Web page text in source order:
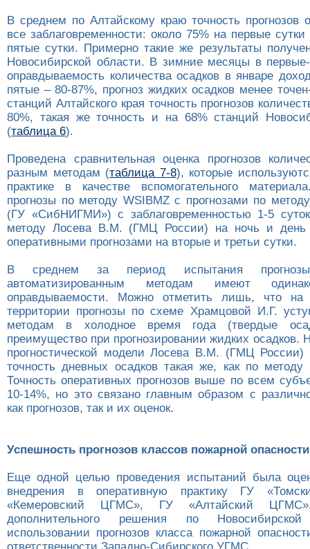
В среднем по Алтайскому краю точность прогнозов
все заблаговременности: около 75% на первые
пятые сутки. Примерно такие же результаты
Новосибирской области. В зимние месяцы в первые-
оправдываемость количества осадков в январе
пятые – 80-87%, прогноз жидких осадков менее
станций Алтайского края точность прогнозов
80%, такая же точность и на 68% станций
(таблица 6).
Проведена сравнительная оценка прогнозов
разным методам (таблица 7-8), которые
практике в качестве вспомогательного
прогнозы по методу WSIBMZ с прогнозами по
(ГУ «СибНИГМИ») с заблаговременностью 1-5
методу Лосева В.М. (ГМЦ России) на ночь и день
оперативными прогнозами на вторые и третьи сутки.
В среднем за период испытания
автоматизированным методам имеют
оправдываемости. Можно отметить лишь, что на
территории прогнозы по схеме Храмцовой И.Г.
методам в холодное время года (твердые
преимущество при прогнозировании жидких осадков.
прогностической модели Лосева В.М. (ГМЦ России)
точность дневных осадков такая же, как по
Точность оперативных прогнозов выше по всем
10-14%, но это связано главным образом с
как прогнозов, так и их оценок.
Успешность прогнозов классов пожарной опасности
Еще одной целью проведения испытаний была
внедрения в оперативную практику ГУ
«Кемеровский ЦГМС», ГУ «Алтайский
дополнительного решения по
использовании прогнозов класса пожарной